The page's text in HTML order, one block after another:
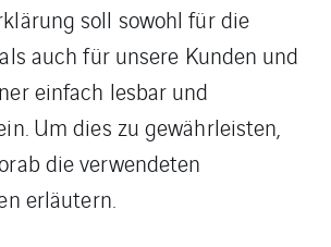
soll sowohl für die
auch für unsere Kunden und
einfach lesbar und
Um dies zu gewährleisten,
die verwendeten
erläutern.